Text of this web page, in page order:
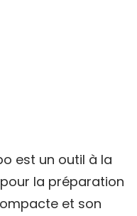
est un outil à la
la préparation
et son